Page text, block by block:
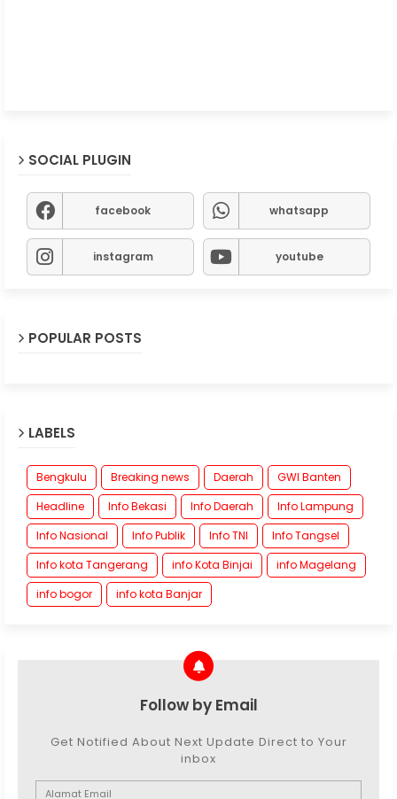
SOCIAL PLUGIN
facebook whatsapp
instagram youtube
POPULAR POSTS
LABELS
Bengkulu Breaking news Daerah
GWI Banten
Headline
Info Bekasi Info Daerah
Info Lampung
Info Nasional
Info Publik Info TNI
Info Tangsel
Info kota Tangerang
info Kota Binjai
info Magelang
info bogor
info kota Banjar
Follow by Email
Get Notified About Next Update Direct to Your
inbox